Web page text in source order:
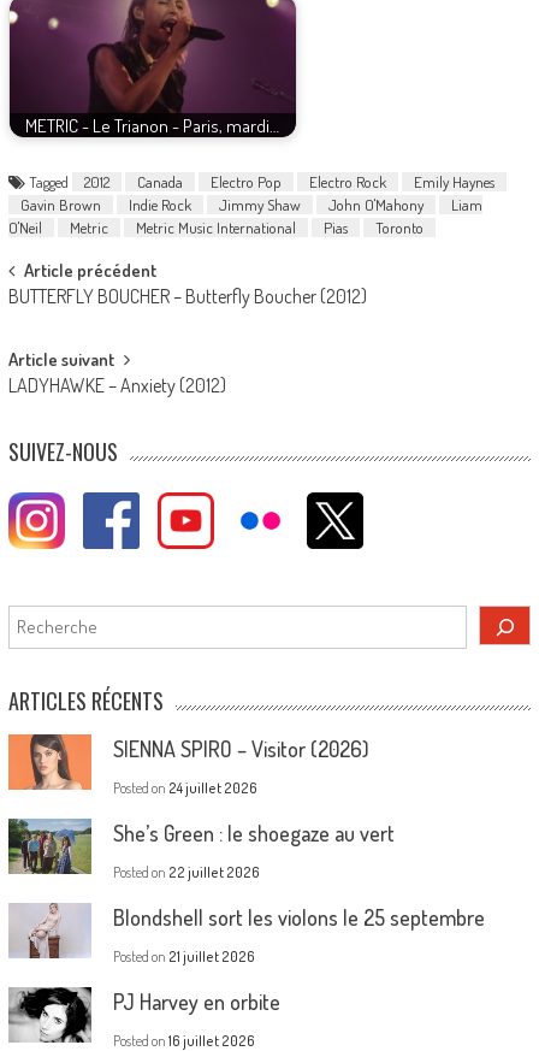
METRIC - Le Trianon - Paris, mardi…
Tagged 2012 Canada Electro Pop Electro Rock
Emily Haynes
Gavin Brown
Indie Rock Jimmy Shaw John O'Mahony
Liam
O'Neil
Metric Metric Music International Pias Toronto
Post
navigation
Article précédent
BUTTERFLY BOUCHER – Butterfly Boucher (2012)
Article suivant
LADYHAWKE – Anxiety (2012)
SUIVEZ-NOUS
Rechercher
ARTICLES RÉCENTS
SIENNA SPIRO – Visitor (2026)
Posted on 24 juillet 2026
She’s Green : le shoegaze au vert
Posted on 22 juillet 2026
Blondshell sort les violons le 25 septembre
Posted on 21 juillet 2026
PJ Harvey en orbite
Posted on 16 juillet 2026